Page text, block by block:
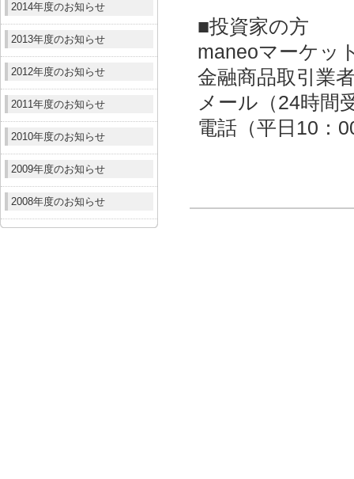
2014年度のお知らせ
2013年度のお知らせ
2012年度のお知らせ
2011年度のお知らせ
2010年度のお知らせ
2009年度のお知らせ
2008年度のお知らせ
■投資家の方
maneoマーケッ
金融商品取引業
メール（24時間
電話（平日10：